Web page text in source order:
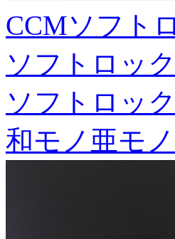
CCMソフト
ソフトロッ
ソフトロッ
和モノ亜モノ